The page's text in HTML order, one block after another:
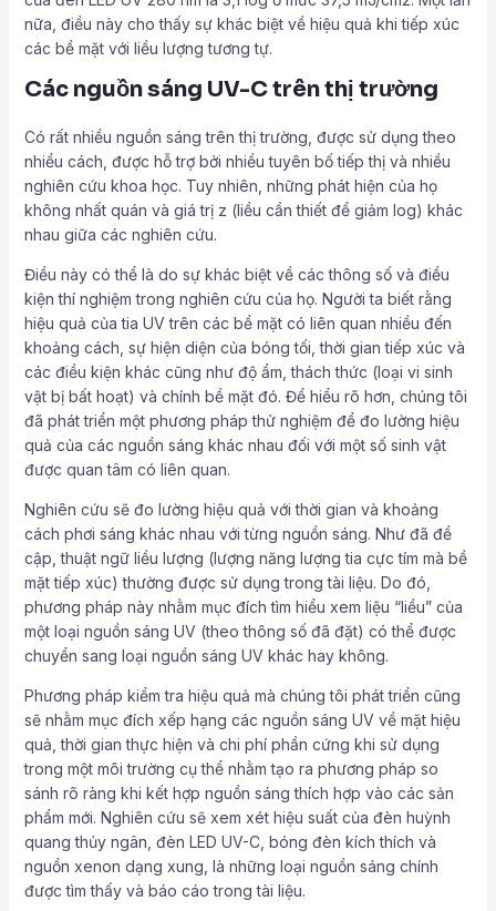
nữa, điều này cho thấy sự khác biệt về hiệu quả khi tiếp xúc
các bề mặt với liều lượng tương tự.
Các nguồn sáng UV-C trên thị trường
Có rất nhiều nguồn sáng trên thị trường, được sử dụng theo
nhiều cách, được hỗ trợ bởi nhiều tuyên bố tiếp thị và nhiều
nghiên cứu khoa học. Tuy nhiên, những phát hiện của họ
không nhất quán và giá trị z (liều cần thiết để giảm log) khác
nhau giữa các nghiên cứu.
Điều này có thể là do sự khác biệt về các thông số và điều
kiện thí nghiệm trong nghiên cứu của họ. Người ta biết rằng
hiệu quả của tia UV trên các bề mặt có liên quan nhiều đến
khoảng cách, sự hiện diện của bóng tối, thời gian tiếp xúc và
các điều kiện khác cũng như độ ẩm, thách thức (loại vi sinh
vật bị bất hoạt) và chính bề mặt đó. Để hiểu rõ hơn, chúng tôi
đã phát triển một phương pháp thử nghiệm để đo lường hiệu
quả của các nguồn sáng khác nhau đối với một số sinh vật
được quan tâm có liên quan.
Nghiên cứu sẽ đo lường hiệu quả với thời gian và khoảng
cách phơi sáng khác nhau với từng nguồn sáng. Như đã đề
cập, thuật ngữ liều lượng (lượng năng lượng tia cực tím mà bề
mặt tiếp xúc) thường được sử dụng trong tài liệu. Do đó,
phương pháp này nhằm mục đích tìm hiểu xem liệu “liều” của
một loại nguồn sáng UV (theo thông số đã đặt) có thể được
chuyển sang loại nguồn sáng UV khác hay không.
Phương pháp kiểm tra hiệu quả mà chúng tôi phát triển cũng
sẽ nhằm mục đích xếp hạng các nguồn sáng UV về mặt hiệu
quả, thời gian thực hiện và chi phí phần cứng khi sử dụng
trong một môi trường cụ thể nhằm tạo ra phương pháp so
sánh rõ ràng khi kết hợp nguồn sáng thích hợp vào các sản
phẩm mới. Nghiên cứu sẽ xem xét hiệu suất của đèn huỳnh
quang thủy ngân, đèn LED UV-C, bóng đèn kích thích và
nguồn xenon dạng xung, là những loại nguồn sáng chính
được tìm thấy và báo cáo trong tài liệu.